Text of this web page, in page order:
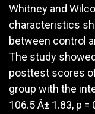
Whitney and
characteristics
between control
The study
posttest scores
group with the
106.5 Â± 1.83, p